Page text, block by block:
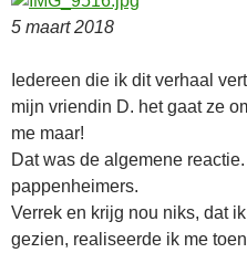
5 maart 2018
Iedereen die ik dit verhaal
mijn vriendin D. het gaat ze
me maar!
Dat was de algemene
pappenheimers.
Verrek en krijg nou niks, dat
gezien, realiseerde ik me